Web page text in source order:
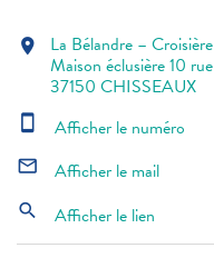
location_on La Bélandre –
Maison éclusière 10
37150 CHISSEAUX
smartphone Afficher le numéro
mail_outline Afficher le mail
search Afficher le lien